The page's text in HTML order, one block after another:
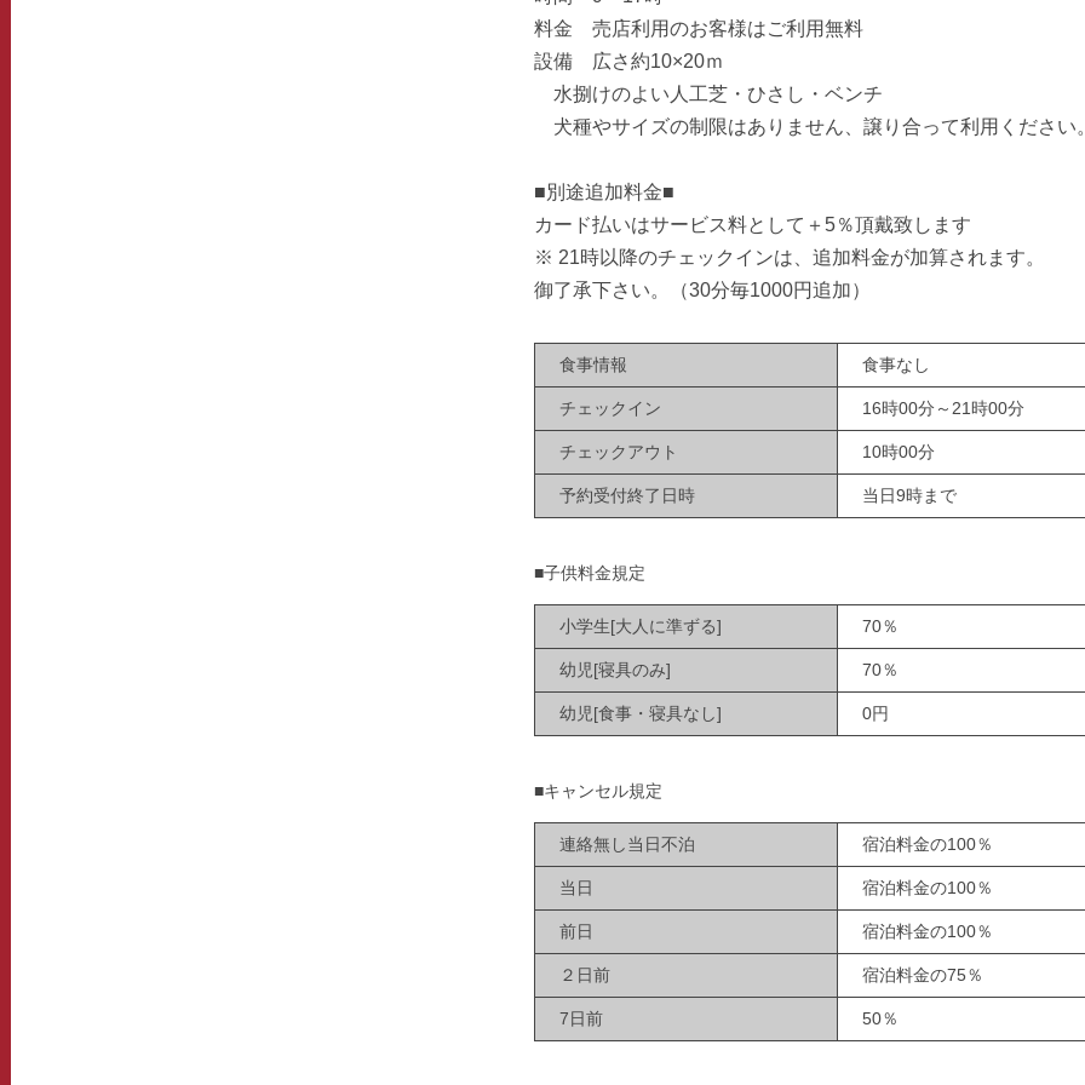
料金 売店利用のお客様はご利用無料
設備 広さ約10×20ｍ
水捌けのよい人工芝・ひさし・ベンチ
犬種やサイズの制限はありません、譲り合って利用ください
■別途追加料金■
カード払いはサービス料として＋5％頂戴致します
※ 21時以降のチェックインは、追加料金が加算されます。
御了承下さい。（30分毎1000円追加）
食事情報 食事なし
チェックイン 16時00分～21時00分
チェックアウト 10時00分
予約受付終了日時 当日9時まで
■子供料金規定
小学生[大人に準ずる] 70％
幼児[寝具のみ] 70％
幼児[食事・寝具なし] 0円
■キャンセル規定
連絡無し当日不泊 宿泊料金の100％
当日 宿泊料金の100％
前日 宿泊料金の100％
２日前 宿泊料金の75％
7日前 50％